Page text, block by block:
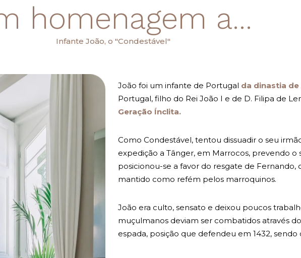
homenagem a...
Infante João, o "Condestável"
João foi um infante de Portugal da dinastia de
Portugal, filho do Rei João I e de D. Filipa de
Geração Ínclita.
Como Condestável, tentou dissuadir o seu
expedição a Tânger, em Marrocos, prevendo o
posicionou-se a favor do resgate de Fernando,
mantido como refém pelos marroquinos.
João era culto, sensato e deixou poucos
muçulmanos deviam ser combatidos através
espada, posição que defendeu em 1432,